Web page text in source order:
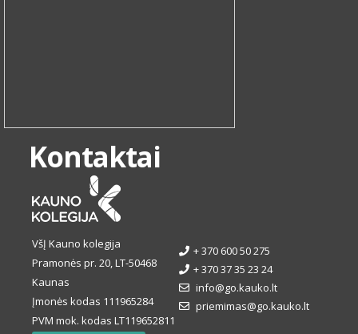
Kontaktai
VšĮ Kauno kolegija
Pramonės pr. 20, LT-50468
Kaunas
Įmonės kodas 111965284
PVM mok. kodas LT119652811
+ 370 600 50 275
+ 370 37 35 23 24
info@go.kauko.lt
priemimas@go.kauko.lt